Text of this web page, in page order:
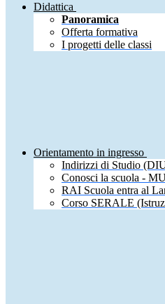
Didattica
Panoramica
Offerta formativa
I progetti delle classi
Orientamento in ingresso
Indirizzi di Studio
Conosci la scuola -
RAI Scuola entra al
Corso SERALE